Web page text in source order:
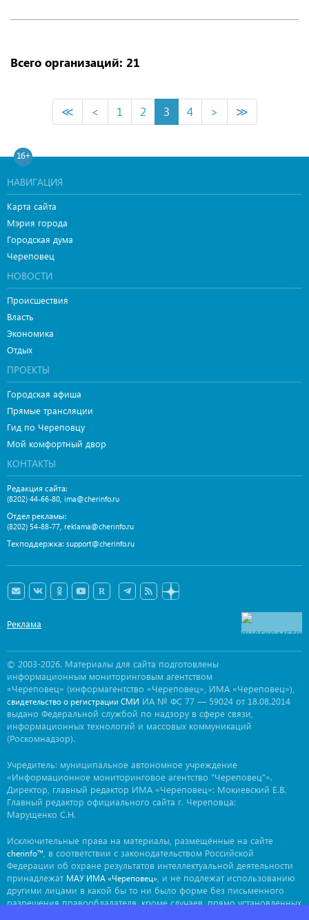
Всего организаций: 21
≪ < 1 2 3 4 > ≫
16+
НАВИГАЦИЯ
Карта сайта
Мэрия города
Городская дума
Череповец
НОВОСТИ
Происшествия
Власть
Экономика
Отдых
ПРОЕКТЫ
Городская афиша
Прямые трансляции
Гид по Череповцу
Мой комфортный двор
КОНТАКТЫ
Редакция сайта:
(8202) 44-66-80, ima@cherinfo.ru
Отдел рекламы:
(8202) 54-88-77, reklama@cherinfo.ru
Техподдержка: support@cherinfo.ru
Реклама
© 2003-2026. Материалы для сайта подготовлены
информационным мониторинговым агентством
«Череповец» (информагентство «Череповец», ИМА «Череповец»),
свидетельство о регистрации СМИ ИА № ФС 77 — 59024 от 18.08.2014
выдано Федеральной службой по надзору в сфере связи,
информационных технологий и массовых коммуникаций
(Роскомнадзор).
Учредитель: муниципальное автономное учреждение
«Информационное мониторинговое агентство "Череповец"».
Директор, главный редактор ИМА «Череповец»: Мокиевский Е.В.
Главный редактор официального сайта г. Череповца:
Марущенко С.Н.
Исключительные права на материалы, размещённые на сайте
cherinfo™ , в соответствии с законодательством Российской
Федерации об охране результатов интеллектуальной деятельности
принадлежат МАУ ИМА «Череповец» , и не подлежат использованию
другими лицами в какой бы то ни было форме без письменного
разрешения правообладателя, кроме случаев, прямо установленных